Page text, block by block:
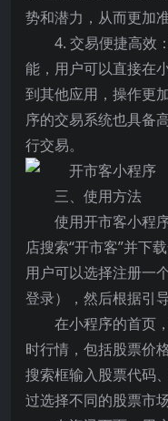
势和潜力，从而更加
4. 交易便捷高效
能，用户可以直接在
到其他应用，操作更
序的交易系统也具备
行交易。
三、使用方法
使用开市客小程
店搜索“开市客”并下
用户可以选择注册一
登录），然后根据引
在小程序的首页
时行情，包括股票价
搜索框输入股票代码
过选择不同的股票市